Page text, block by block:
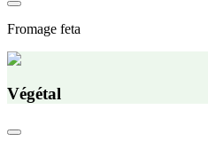
Fromage feta
Végétal